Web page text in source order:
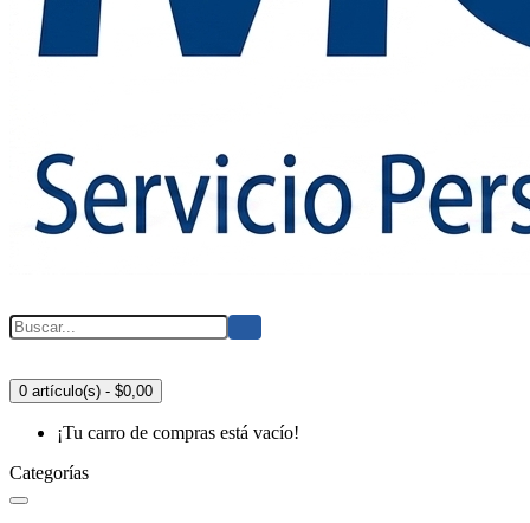
0 artículo(s) - $0,00
¡Tu carro de compras está vacío!
Categorías